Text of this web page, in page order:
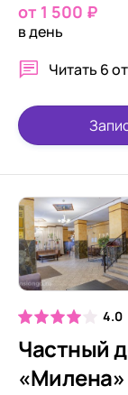
от 1 500 ₽
в день
Читать 6
4.0
Частный
«Милена»